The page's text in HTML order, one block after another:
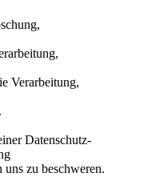
Verarbeitung,
Datenschutz-
uns zu beschweren.